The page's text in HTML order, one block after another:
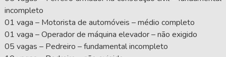
incompleto
01 vaga – Motorista de automóveis – médio completo
01 vaga – Operador de máquina elevador – não exigido
05 vagas – Pedreiro – fundamental incompleto